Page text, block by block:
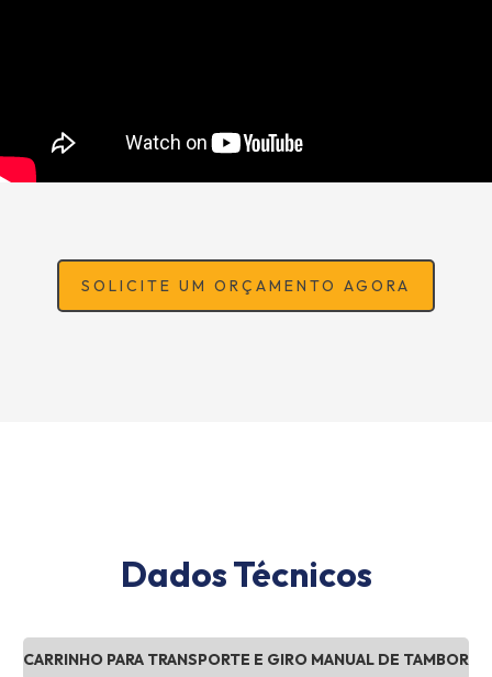
SOLICITE UM ORÇAMENTO AGORA
Dados Técnicos
CARRINHO PARA TRANSPORTE E GIRO MANUAL DE TAMBOR